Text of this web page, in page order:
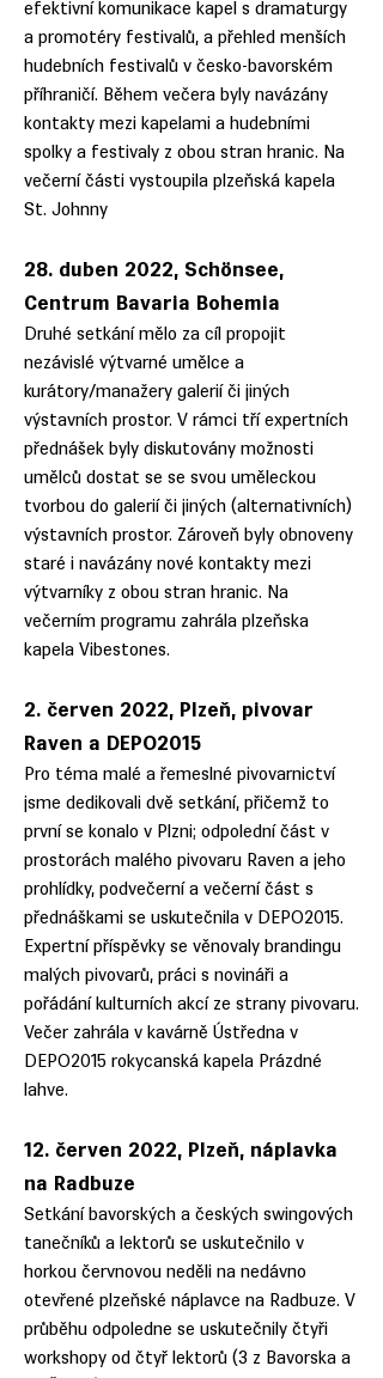
efektivní komunikace kapel s dramaturgy
a promotéry festivalů, a přehled menších
hudebních festivalů v česko-bavorském
příhraničí. Během večera byly navázány
kontakty mezi kapelami a hudebními
spolky a festivaly z obou stran hranic. Na
večerní části vystoupila plzeňská kapela
St. Johnny
28. duben 2022, Schönsee,
Centrum Bavaria Bohemia
Druhé setkání mělo za cíl propojit
nezávislé výtvarné umělce a
kurátory/manažery galerií či jiných
výstavních prostor. V rámci tří expertních
přednášek byly diskutovány možnosti
umělců dostat se se svou uměleckou
tvorbou do galerií či jiných (alternativních)
výstavních prostor. Zároveň byly obnoveny
staré i navázány nové kontakty mezi
výtvarníky z obou stran hranic. Na
večerním programu zahrála plzeňska
kapela Vibestones.
2. červen 2022, Plzeň, pivovar
Raven a DEPO2015
Pro téma malé a řemeslné pivovarnictví
jsme dedikovali dvě setkání, přičemž to
první se konalo v Plzni; odpolední část v
prostorách malého pivovaru Raven a jeho
prohlídky, podvečerní a večerní část s
přednáškami se uskutečnila v DEPO2015.
Expertní příspěvky se věnovaly brandingu
malých pivovarů, práci s novináři a
pořádání kulturních akcí ze strany pivovaru.
Večer zahrála v kavárně Ústředna v
DEPO2015 rokycanská kapela Prázdné
lahve.
12. červen 2022, Plzeň, náplavka
na Radbuze
Setkání bavorských a českých swingových
tanečníků a lektorů se uskutečnilo v
horkou červnovou neděli na nedávno
otevřené plzeňské náplavce na Radbuze. V
průběhu odpoledne se uskutečnily čtyři
workshopy od čtyř lektorů (3 z Bavorska a